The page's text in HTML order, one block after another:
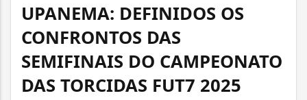
UPANEMA: DEFINIDOS OS
CONFRONTOS DAS
SEMIFINAIS DO CAMPEONATO
DAS TORCIDAS FUT7 2025